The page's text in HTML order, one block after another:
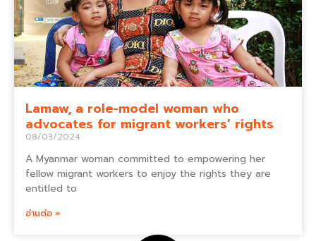
Lamaw, a role-model woman who
advocates for migrant workers’ rights
08/03/2024
A Myanmar woman committed to empowering her
fellow migrant workers to enjoy the rights they are
entitled to
อ่านต่อ »